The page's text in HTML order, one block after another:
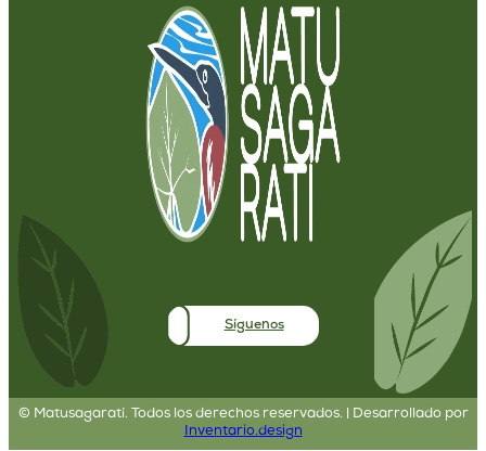
Síguenos
© Matusagaratí. Todos los derechos reservados. | Desarrollado por
Inventario.design